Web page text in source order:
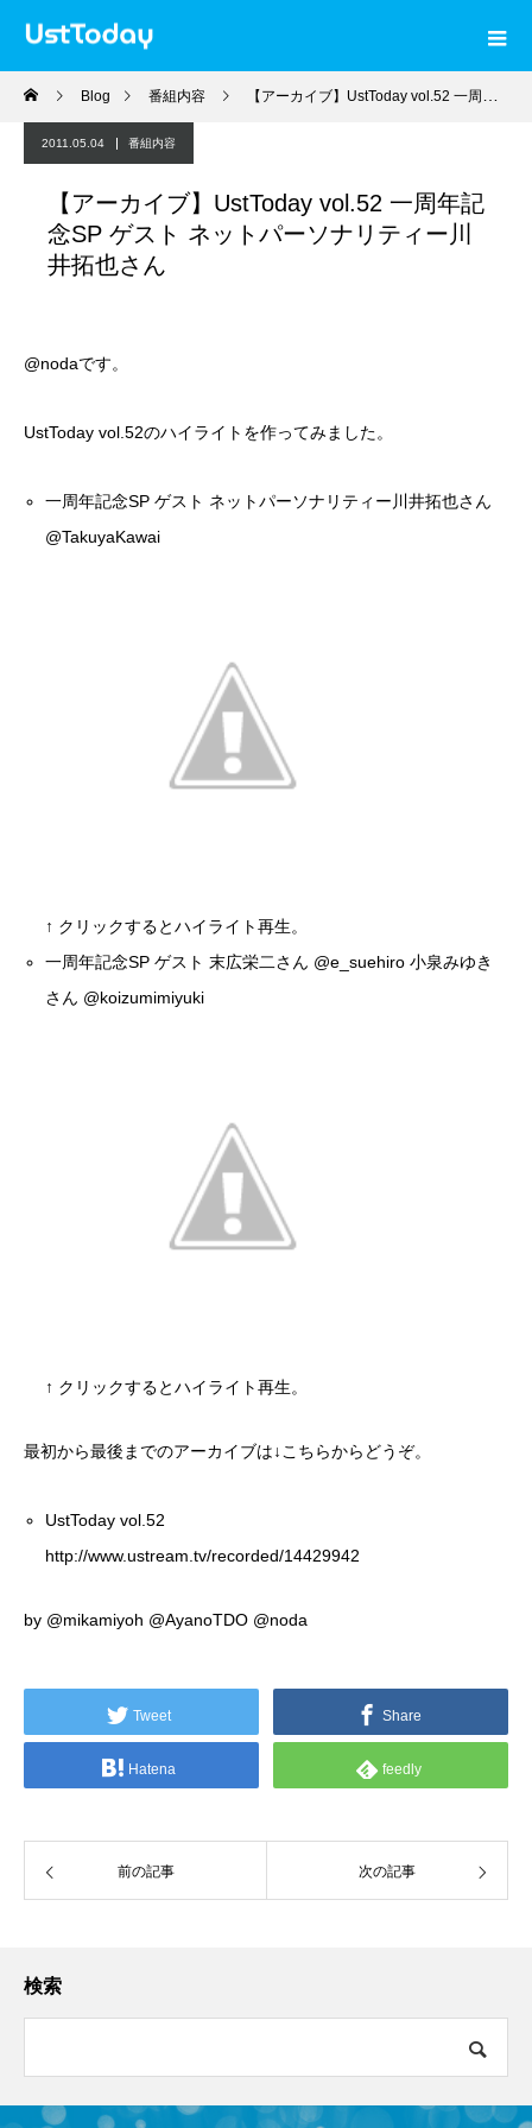
Blog 番組内容 【アーカイブ】UstToday vol.52 一周年記念SP ゲスト ネットパーソナリティー川井拓也さん
2011.05.04 番組内容
【アーカイブ】UstToday vol.52 一周年記
念SP ゲスト ネットパーソナリティー川
井拓也さん
@nodaです。
UstToday vol.52のハイライトを作ってみました。
一周年記念SP ゲスト ネットパーソナリティー川井拓也さん
@TakuyaKawai
↑ クリックするとハイライト再生。
一周年記念SP ゲスト 末広栄二さん @e_suehiro 小泉みゆき
さん @koizumimiyuki
↑ クリックするとハイライト再生。
最初から最後までのアーカイブは↓こちらからどうぞ。
UstToday vol.52
http://www.ustream.tv/recorded/14429942
by @mikamiyoh @AyanoTDO @noda
Tweet Share
Hatena feedly
前の記事 次の記事
検索